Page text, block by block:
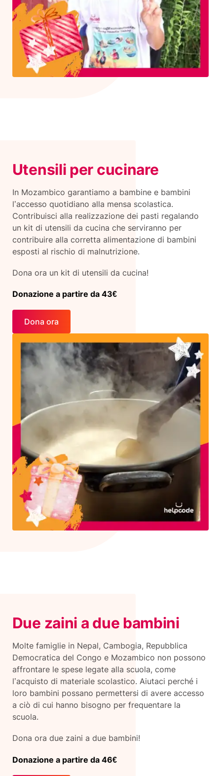
Utensili per cucinare
In Mozambico garantiamo a bambine e bambini
l’accesso quotidiano alla mensa scolastica.
Contribuisci alla realizzazione dei pasti regalando
un kit di utensili da cucina che serviranno per
contribuire alla corretta alimentazione di bambini
esposti al rischio di malnutrizione.
Dona ora un kit di utensili da cucina!
Donazione a partire da 43€
Dona ora
Due zaini a due bambini
Molte famiglie in Nepal, Cambogia, Repubblica
Democratica del Congo e Mozambico non possono
affrontare le spese legate alla scuola, come
l’acquisto di materiale scolastico. Aiutaci perché i
loro bambini possano permettersi di avere accesso
a ciò di cui hanno bisogno per frequentare la
scuola.
Dona ora due zaini a due bambini!
Donazione a partire da 46€